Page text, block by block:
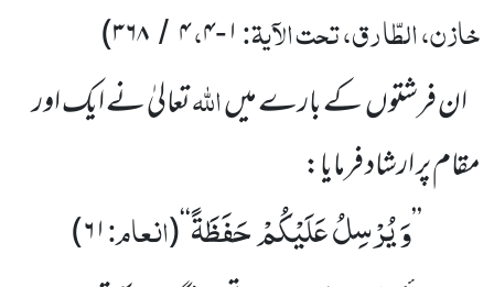
خازن، الطّارق، تحت الآیۃ:۱-۴،۴ / ۳۶۸)
ان فرشتوں کے بارے میںاللّٰہتعالیٰ نے ایک اور
مقام پر ارشاد فرمایا:
’’وَ یُرْسِلُ عَلَیْكُمْ حَفَظَةً‘‘
(انعام:۶۱)